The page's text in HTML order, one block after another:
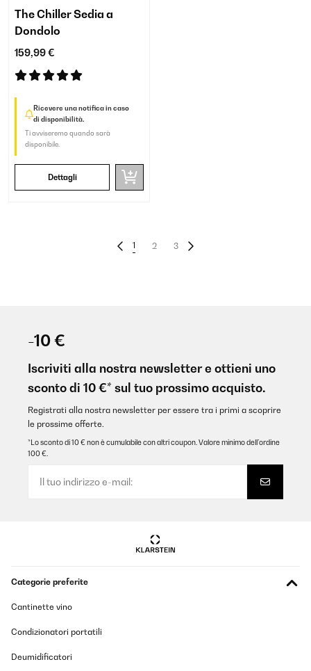
The Chiller Sedia a
Dondolo
159,99 €
Ricevere una notifica in caso
di disponibilità.
Ti avviseremo quando sarà
disponibile.
Dettagli
1 2 3
-10 €
Iscriviti alla nostra newsletter e ottieni uno
sconto di 10 €* sul tuo prossimo acquisto.
Registrati alla nostra newsletter per essere tra i primi a scoprire
le prossime offerte.
*Lo sconto di 10 € non è cumulabile con altri coupon. Valore minimo dell’ordine
100 €.
Categorie preferite
Cantinette vino
Condizionatori portatili
Deumidificatori